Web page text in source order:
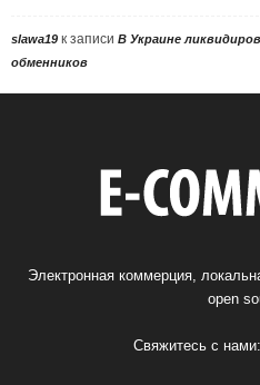
slawa19 к записи В Украине
обменников
Электронная коммерция,
open
Свяжитесь с нами: